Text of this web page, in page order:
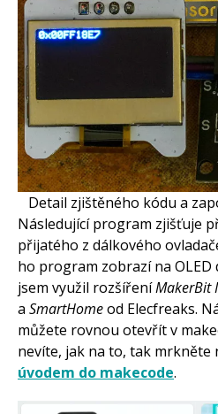
Detail zjištěného kódu a
Následující program zjišťuje
přijatého z dálkového
ho program zobrazí na OLED
jsem využil rozšířeníMakerBit
a SmartHomeod Elecfreaks.
můžete rovnou otevřít v
nevíte, jak na to, tak mrkněte
úvodem do makecode.